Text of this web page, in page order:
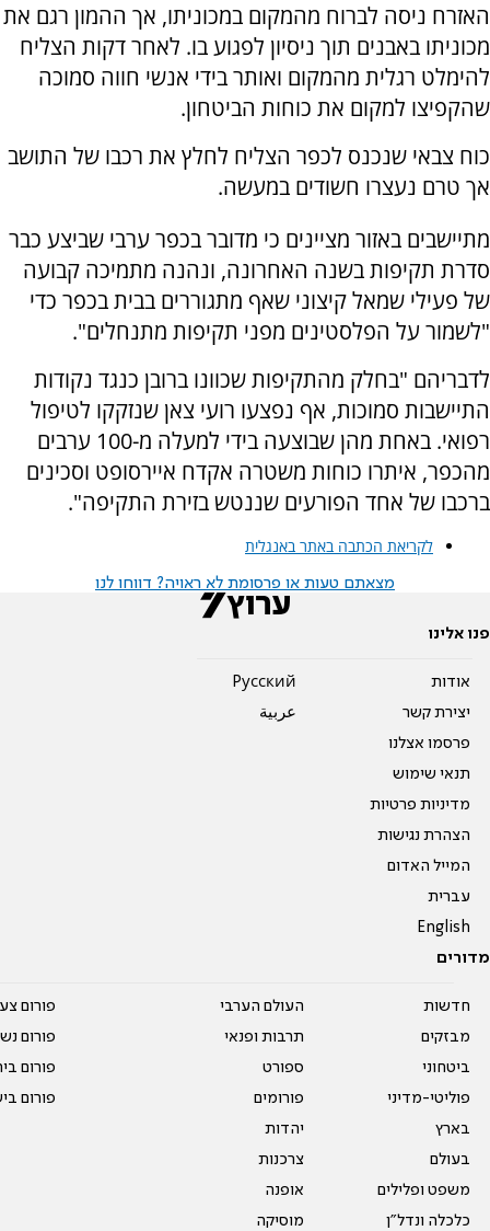
האזרח ניסה לברוח מהמקום במכוניתו, אך ההמון רגם את
מכוניתו באבנים תוך ניסיון לפגוע בו. לאחר דקות הצליח
להימלט רגלית מהמקום ואותר בידי אנשי חווה סמוכה
שהקפיצו למקום את כוחות הביטחון.
כוח צבאי שנכנס לכפר הצליח לחלץ את רכבו של התושב
אך טרם נעצרו חשודים במעשה.
מתיישבים באזור מציינים כי מדובר בכפר ערבי שביצע כבר
סדרת תקיפות בשנה האחרונה, ונהנה מתמיכה קבועה
של פעילי שמאל קיצוני שאף מתגוררים בבית בכפר כדי
"לשמור על הפלסטינים מפני תקיפות מתנחלים".
לדבריהם "בחלק מהתקיפות שכוונו ברובן כנגד נקודות
התיישבות סמוכות, אף נפצעו רועי צאן שנזקקו לטיפול
רפואי. באחת מהן שבוצעה בידי למעלה מ-100 ערבים
מהכפר, איתרו כוחות משטרה אקדח איירסופט וסכינים
ברכבו של אחד הפורעים שננטש בזירת התקיפה".
לקריאת הכתבה באתר באנגלית
מצאתם טעות או פרסומת לא ראויה? דווחו לנו
פנו אלינו
אודות
יצירת קשר
פרסמו אצלנו
תנאי שימוש
מדיניות פרטיות
הצהרת נגישות
המייל האדום
עברית
English
Pусский
عربية
מדורים
חדשות
מבזקים
ביטחוני
פוליטי-מדיני
בארץ
בעולם
משפט ופלילים
כלכלה ונדל"ן
העולם הערבי
תרבות ופנאי
ספורט
פורומים
יהדות
צרכנות
אופנה
מוסיקה
פורום
פורום
פורום
פורום